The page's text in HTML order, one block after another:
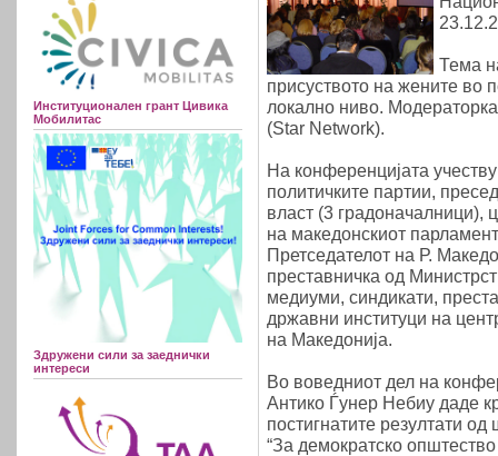
Институционален грант Цивика
Мобилитас
Здружени сили за заеднички
интереси
Тема
присуството на жените во
локално ниво.
(Star Network).
На конференцијата
политичките партии,
власт (3 градоначалници),
на македонскиот
Претседателот на Р.
преставничка од
медиуми, синдикати,
државни институци на
на Македонија.
Во воведниот дел на
Антико Ѓунер Небиу даде
постигнатите резултати
“За демократско